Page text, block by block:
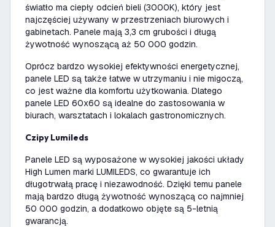
światło ma ciepły odcień bieli (3000K), który jest
najczęściej używany w przestrzeniach biurowych i
gabinetach. Panele mają 3,3 cm grubości i długą
żywotność wynoszącą aż 50 000 godzin.
Oprócz bardzo wysokiej efektywności energetycznej,
panele LED są także łatwe w utrzymaniu i nie migoczą,
co jest ważne dla komfortu użytkowania. Dlatego
panele LED 60x60 są idealne do zastosowania w
biurach, warsztatach i lokalach gastronomicznych.
Czipy Lumileds
Panele LED są wyposażone w wysokiej jakości układy
High Lumen marki LUMILEDS, co gwarantuje ich
długotrwałą pracę i niezawodność. Dzięki temu panele
mają bardzo długą żywotność wynoszącą co najmniej
50 000 godzin, a dodatkowo objęte są 5-letnią
gwarancją.